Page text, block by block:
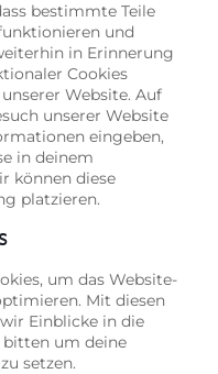
bestimmte Teile
und
in Erinnerung
Cookies
Website. Auf
unserer Website
eingeben,
in deinem
können diese
platzieren.
um das Website-
Mit diesen
Einblicke in die
bitten um deine
setzen.